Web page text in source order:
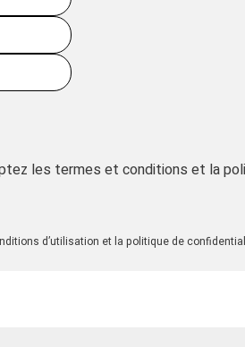
les termes et conditions et la
d’utilisation et la politique de